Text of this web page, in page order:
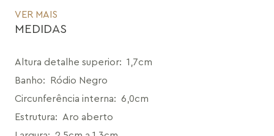
Sem o uso de pedras, o destaque está na construção
da forma e no trabalho do metal, que ganha
profundidade a partir das superfícies irregulares e do
jogo de luz.
VER MAIS
MEDIDAS
Altura detalhe superior: 1,7cm
Banho:
Ródio Negro
Circunferência interna: 6,0cm
Estrutura:
Aro aberto